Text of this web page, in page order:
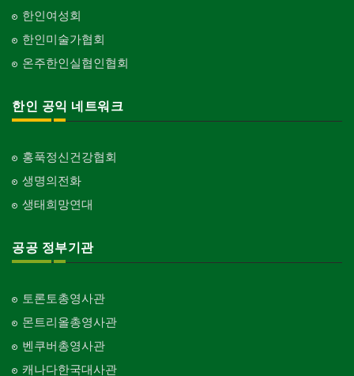
한인여성회
한인미술가협회
온주한인실협인협회
한인 공익 네트워크
홍푹정신건강협회
생명의전화
생태희망연대
공공 정부기관
토론토총영사관
몬트리올총영사관
벤쿠버총영사관
캐나다한국대사관